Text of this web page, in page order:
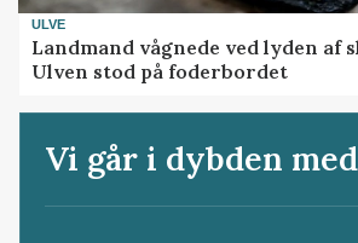
ULVE
Landmand vågnede ved lyden af
Ulven stod på foderbordet
Vi går i dybden